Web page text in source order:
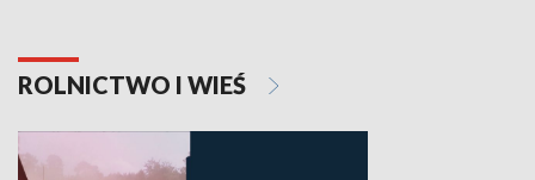
ROLNICTWO I WIEŚ